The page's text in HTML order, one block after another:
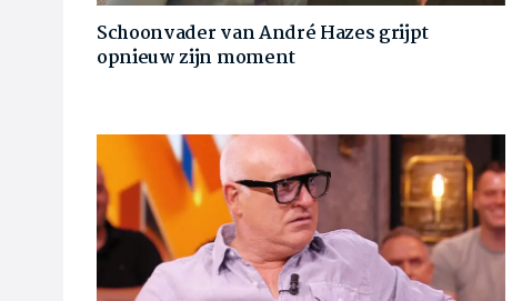
Schoonvader van André Hazes grijpt
opnieuw zijn moment